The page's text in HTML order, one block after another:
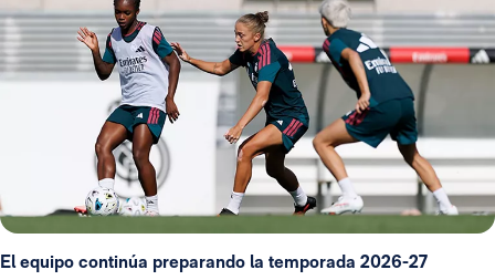
El equipo continúa preparando la temporada 2026-27